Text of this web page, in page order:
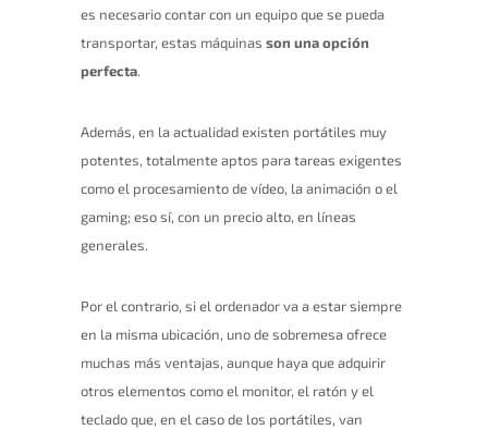
es necesario contar con un equipo que se pueda
transportar, estas máquinas son una opción
perfecta.
Además, en la actualidad existen portátiles muy
potentes, totalmente aptos para tareas exigentes
como el procesamiento de vídeo, la animación o el
gaming; eso sí, con un precio alto, en líneas
generales.
Por el contrario, si el ordenador va a estar siempre
en la misma ubicación, uno de sobremesa ofrece
muchas más ventajas, aunque haya que adquirir
otros elementos como el monitor, el ratón y el
teclado que, en el caso de los portátiles, van